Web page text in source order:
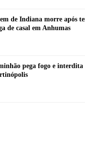
de Indiana morre após
de casal em Anhumas
pega fogo e interdita